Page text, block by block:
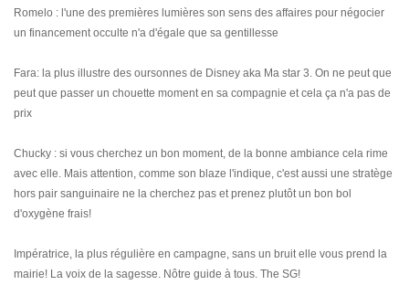
Romelo : l'une des premières lumières son sens des affaires pour négocier
un financement occulte n'a d'égale que sa gentillesse
Fara: la plus illustre des oursonnes de Disney aka Ma star 3. On ne peut que
peut que passer un chouette moment en sa compagnie et cela ça n'a pas de
prix
Chucky : si vous cherchez un bon moment, de la bonne ambiance cela rime
avec elle. Mais attention, comme son blaze l'indique, c'est aussi une stratège
hors pair sanguinaire ne la cherchez pas et prenez plutôt un bon bol
d'oxygène frais!
Impératrice, la plus régulière en campagne, sans un bruit elle vous prend la
mairie! La voix de la sagesse. Nôtre guide à tous. The SG!